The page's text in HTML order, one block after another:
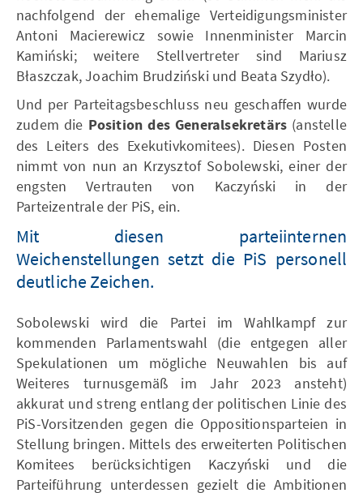
nachfolgend der ehemalige Verteidigungsminister
Antoni Macierewicz sowie Innenminister Marcin
Kamiński; weitere Stellvertreter sind Mariusz
Błaszczak, Joachim Brudziński und Beata Szydło).
Und per Parteitagsbeschluss neu geschaffen wurde
zudem die Position des Generalsekretärs (anstelle
des Leiters des Exekutivkomitees). Diesen Posten
nimmt von nun an Krzysztof Sobolewski, einer der
engsten Vertrauten von Kaczyński in der
Parteizentrale der PiS, ein.
Mit diesen parteiinternen
Weichenstellungen setzt die PiS personell
deutliche Zeichen.
Sobolewski wird die Partei im Wahlkampf zur
kommenden Parlamentswahl (die entgegen aller
Spekulationen um mögliche Neuwahlen bis auf
Weiteres turnusgemäß im Jahr 2023 ansteht)
akkurat und streng entlang der politischen Linie des
PiS-Vorsitzenden gegen die Oppositionsparteien in
Stellung bringen. Mittels des erweiterten Politischen
Komitees berücksichtigen Kaczyński und die
Parteiführung unterdessen gezielt die Ambitionen